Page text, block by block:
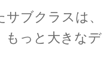
サブクラスは
もっと大きな